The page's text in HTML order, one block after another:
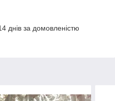
днів за домовленістю